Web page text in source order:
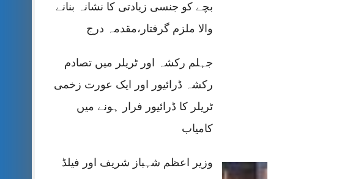
بچے کو جنسی زیادتی کا نشانہ بنانے
والا ملزم گرفتار،مقدمہ درج
جہلم رکشہ اور ٹریلر میں تصادم
رکشہ ڈرائیور اور ایک عورت زخمی
ٹریلر کا ڈرائیور فرار ہونے میں
کامیاب
وزیر اعظم شہباز شریف اور فیلڈ